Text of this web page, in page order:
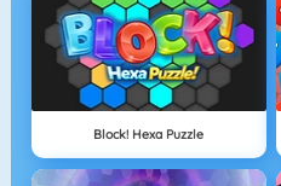
Block! Hexa Puzzle